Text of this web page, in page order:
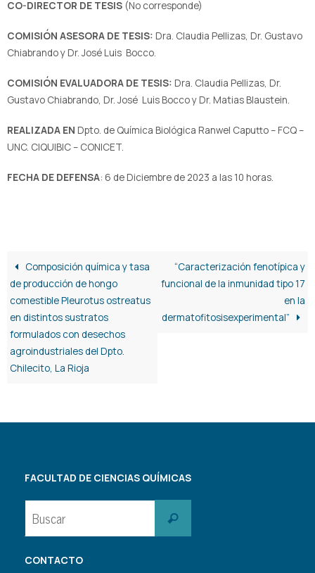
CO-DIRECTOR DE TESIS (No corresponde)
COMISIÓN ASESORA DE TESIS: Dra. Claudia Pellizas, Dr. Gustavo
Chiabrando y Dr. José Luis Bocco.
COMISIÓN EVALUADORA DE TESIS: Dra. Claudia Pellizas, Dr.
Gustavo Chiabrando, Dr. José Luis Bocco y Dr. Matias Blaustein.
REALIZADA EN Dpto. de Química Biológica Ranwel Caputto – FCQ –
UNC. CIQUIBIC – CONICET.
FECHA DE DEFENSA: 6 de Diciembre de 2023 a las 10 horas.
Composición química y tasa
de producción de hongo
comestible Pleurotus ostreatus
en distintos sustratos
formulados con desechos
agroindustriales del Dpto.
Chilecito, La Rioja
“Caracterización fenotípica y
funcional de la inmunidad tipo 17
en la
dermatofitosisexperimental”
FACULTAD DE CIENCIAS QUÍMICAS
Buscar
CONTACTO